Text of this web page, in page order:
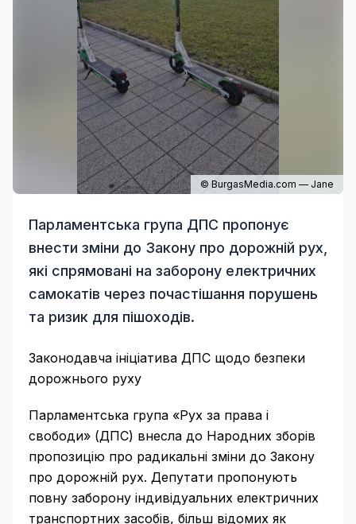
© BurgasMedia.com — Jane
Парламентська група ДПС пропонує
внести зміни до Закону про дорожній рух,
які спрямовані на заборону електричних
самокатів через почастішання порушень
та ризик для пішоходів.
Законодавча ініціатива ДПС щодо безпеки
дорожнього руху
Парламентська група «Рух за права і
свободи» (ДПС) внесла до Народних зборів
пропозицію про радикальні зміни до Закону
про дорожній рух. Депутати пропонують
повну заборону індивідуальних електричних
транспортних засобів, більш відомих як